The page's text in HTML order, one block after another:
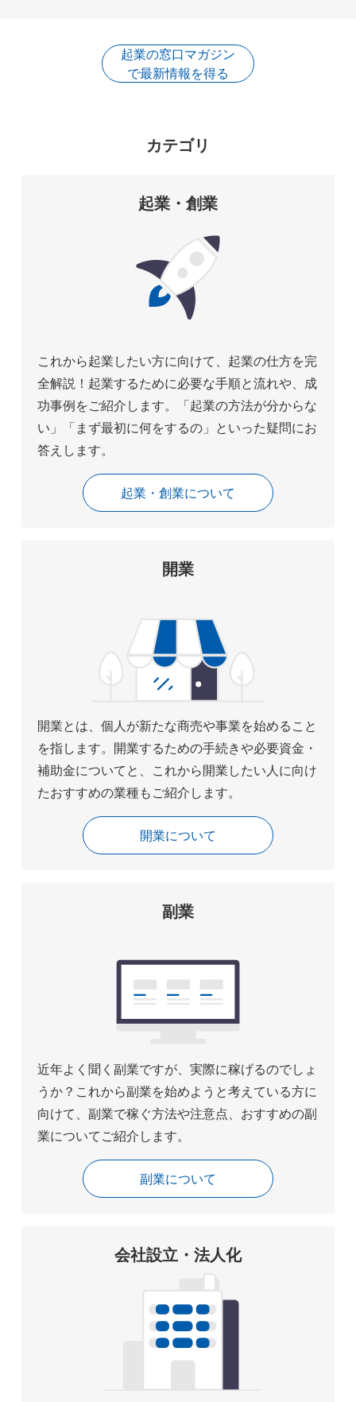
起業の窓口マガジン
で最新情報を得る
カテゴリ
起業・創業
これから起業したい方に向けて、起業の仕方を完
全解説！起業するために必要な手順と流れや、成
功事例をご紹介します。「起業の方法が分からな
い」「まず最初に何をするの」といった疑問にお
答えします。
起業・創業について
開業
開業とは、個人が新たな商売や事業を始めること
を指します。開業するための手続きや必要資金・
補助金についてと、これから開業したい人に向け
たおすすめの業種もご紹介します。
開業について
副業
近年よく聞く副業ですが、実際に稼げるのでしょ
うか？これから副業を始めようと考えている方に
向けて、副業で稼ぐ方法や注意点、おすすめの副
業についてご紹介します。
副業について
会社設立・法人化